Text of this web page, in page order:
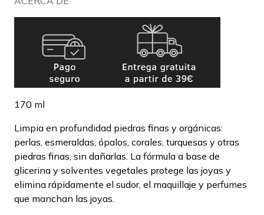
170 ml
Limpia en profundidad piedras finas y orgánicas:
perlas, esmeraldas, ópalos, corales, turquesas y otras
piedras finas, sin dañarlas. La fórmula a base de
glicerina y solventes vegetales protege las joyas y
elimina rápidamente el sudor, el maquillaje y perfumes
que manchan las joyas.